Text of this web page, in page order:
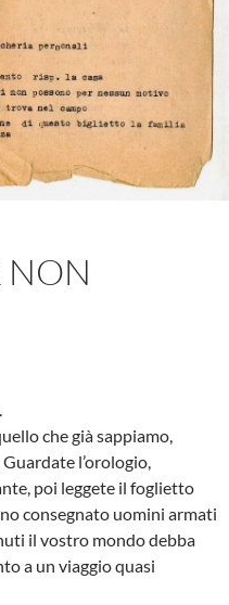
NON
che già sappiamo,
l’orologio,
poi leggete il foglietto
consegnato uomini armati
il vostro mondo debba
a un viaggio quasi